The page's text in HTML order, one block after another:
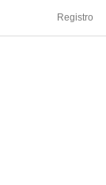
Registro